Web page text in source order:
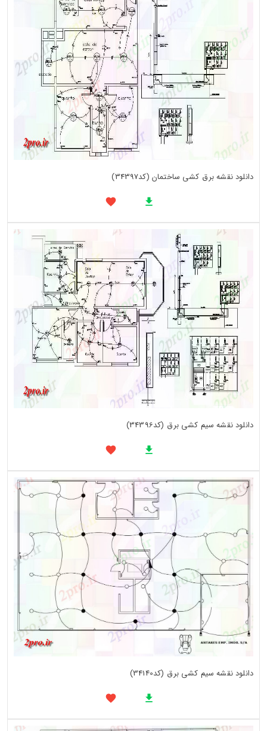
دانلود نقشه برق کشی ساختمان (کد34397)
دانلود نقشه سیم کشی برق (کد34396)
دانلود نقشه سیم کشی برق (کد34140)